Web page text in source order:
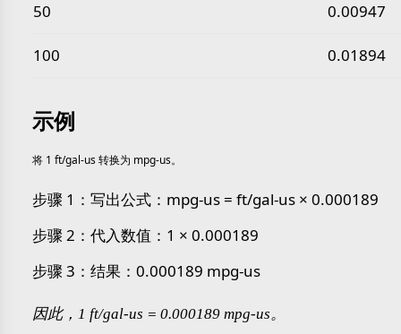
50 0.00947
100 0.01894
示例
将 1 ft/gal-us 转换为 mpg-us。
步骤 1：写出公式：mpg-us = ft/gal-us × 0.000189
步骤 2：代入数值：1 × 0.000189
步骤 3：结果：0.000189 mpg-us
因此，1 ft/gal-us = 0.000189 mpg-us。